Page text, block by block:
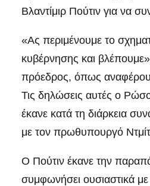
Βλαντίμιρ Πούτιν για να
«Ας περιμένουμε το
κυβέρνησης και
πρόεδρος, όπως
Τις δηλώσεις αυτές ο
έκανε κατά τη διάρκεια
με τον πρωθυπουργό
Ο Πούτιν έκανε την
συμφωνήσει ουσιαστικά